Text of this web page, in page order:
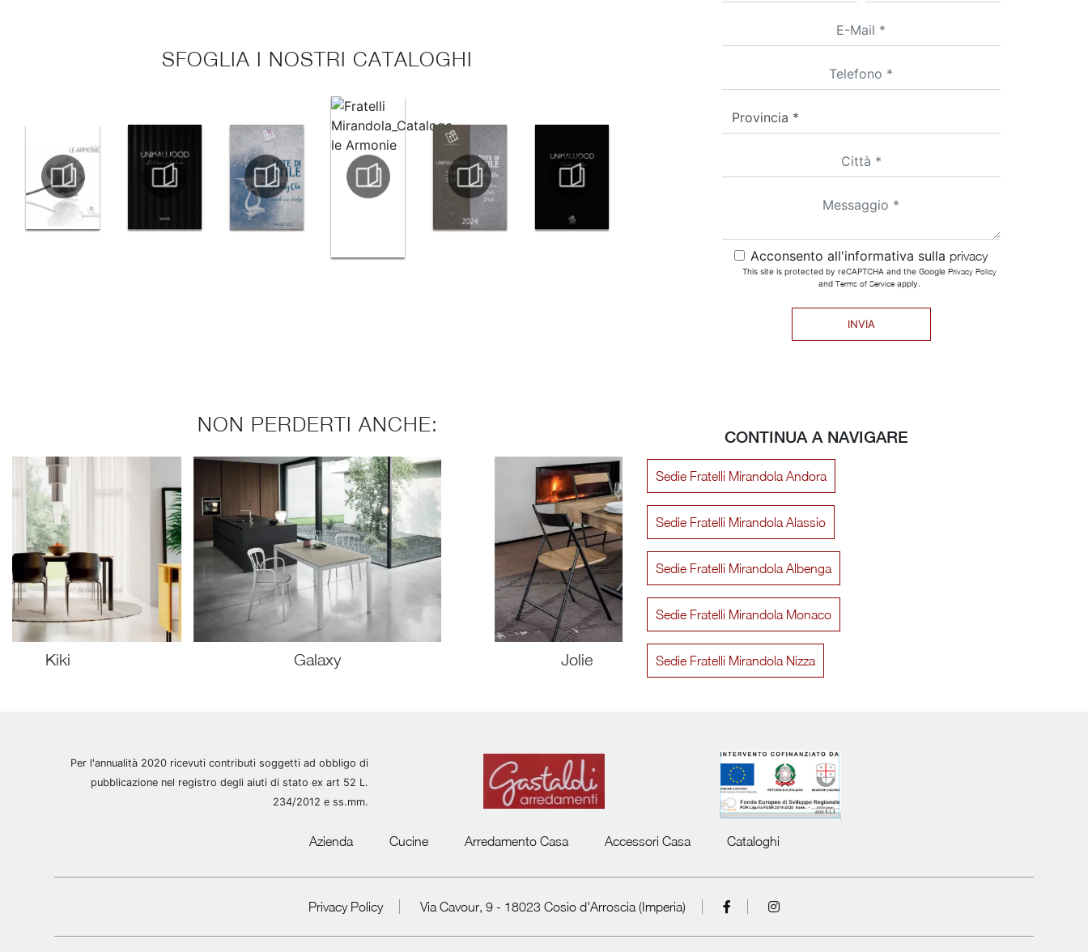
SFOGLIA I NOSTRI CATALOGHI
Acconsento all'informativa sulla privacy
This site is protected by reCAPTCHA and the Google Privacy Policy
and Terms of Serviceapply.
INVIA
NON PERDERTI ANCHE:
Kiki Galaxy Jolie Shabby Chic 732
CONTINUA A NAVIGARE
Sedie Fratelli Mirandola Andora
Sedie Fratelli Mirandola Alassio
Sedie Fratelli Mirandola Albenga
Sedie Fratelli Mirandola Monaco
Sedie Fratelli Mirandola Nizza
Per l'annualità 2020 ricevuti contributi soggetti ad obbligo di
pubblicazione nel registro degli aiuti di stato ex art 52 L.
234/2012 e ss.mm.
Azienda Cucine Arredamento Casa Accessori Casa Cataloghi
Privacy Policy Via Cavour, 9 - 18023 Cosio d'Arroscia (Imperia)